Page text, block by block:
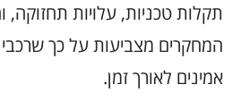
תקלות טכניות, עלויות תחזוקה,
המחקרים מצביעות על כך
אמינים לאורך זמן.